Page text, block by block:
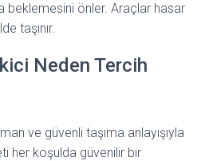
beklemesini önler. Araçlar hasar
taşınır.
Neden Tercih
ve güvenli taşıma anlayışıyla
her koşulda güvenilir bir